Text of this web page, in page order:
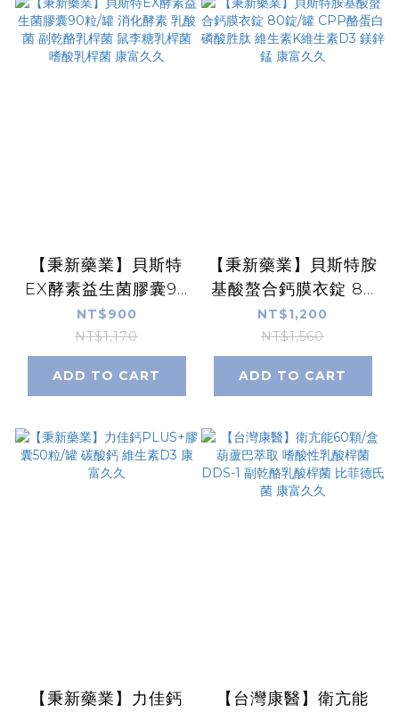
【秉新藥業】貝斯特
EX酵素益生菌膠囊90
粒/罐 消化酵素 乳酸菌
副乾酪乳桿菌 鼠李糖
乳桿菌 嗜酸乳桿菌 康
富久久
NT$900
NT$1,170
ADD TO CART
【秉新藥業】貝斯特胺
基酸螯合鈣膜衣錠 80
錠/罐 CPP酪蛋白磷酸
胜肽 維生素K維生素
D3 鎂鋅錳 康富久久
NT$1,200
NT$1,560
ADD TO CART
【秉新藥業】力佳鈣
【台灣康醫】衛亢能